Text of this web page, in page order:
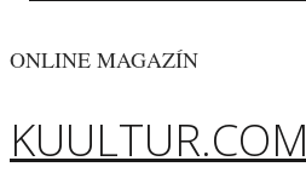
ONLINE MAGAZÍN
KUULTUR.COM